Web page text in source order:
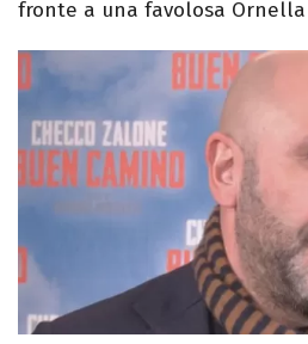
fronte a una favolosa Ornella